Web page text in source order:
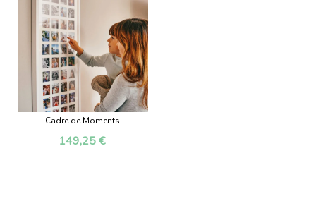
Cadre de Moments
149,25 €